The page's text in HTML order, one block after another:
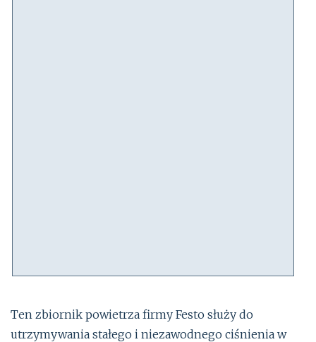
Ten zbiornik powietrza firmy Festo służy do
utrzymywania stałego i niezawodnego ciśnienia w